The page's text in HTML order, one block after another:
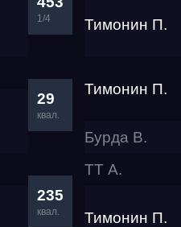
1/4 Тимонин П.
29
квал.
Тимонин П.
Бурда В.
235
квал.
ТТ А.
Тимонин П.